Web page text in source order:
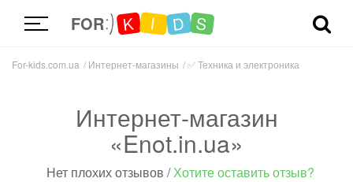
FOR K I D S
For-kids.com.ua Интернет-магазины ✅Техника и электроника
Интернет-магазин
«Enot.in.ua»
Нет плохих отзывов /Хотите оставить отзыв?